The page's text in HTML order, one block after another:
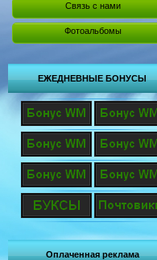
Связь с нами
Фотоальбомы
ЕЖЕДНЕВНЫЕ БОНУСЫ
Оплаченная реклама